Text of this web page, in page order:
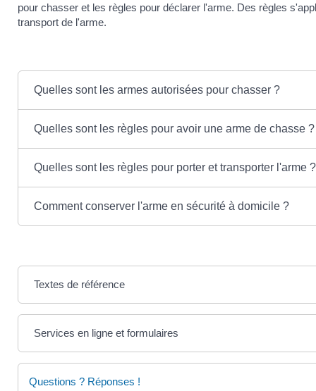
pour chasser et les règles pour déclarer l'arme. Des règles
transport de l'arme.
Quelles sont les armes autorisées pour chasser ?
Quelles sont les règles pour avoir une arme de chasse ?
Quelles sont les règles pour porter et transporter l'arme ?
Comment conserver l'arme en sécurité à domicile ?
Textes de référence
Services en ligne et formulaires
Questions ? Réponses !